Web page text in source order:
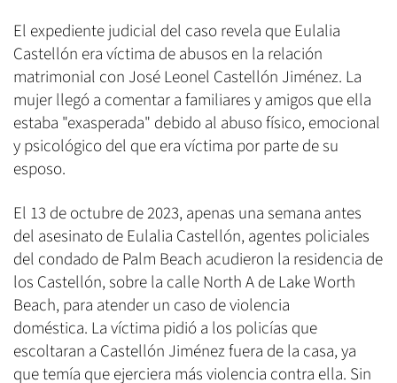
El expediente judicial del caso revela que Eulalia
Castellón era víctima de abusos en la relación
matrimonial con José Leonel Castellón Jiménez. La
mujer llegó a comentar a familiares y amigos que ella
estaba "exasperada" debido al abuso físico, emocional
y psicológico del que era víctima por parte de su
esposo.
El 13 de octubre de 2023, apenas una semana antes
del asesinato de Eulalia Castellón, agentes policiales
del condado de Palm Beach acudieron la residencia de
los Castellón, sobre la calle North A de Lake Worth
Beach, para atender un caso de violencia
doméstica. La víctima pidió a los policías que
escoltaran a Castellón Jiménez fuera de la casa, ya
que temía que ejerciera más violencia contra ella. Sin